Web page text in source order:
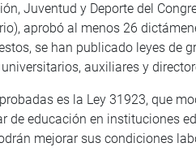
Juventud y Deporte del
aprobó al menos 26
se han publicado leyes de
auxiliares y
es la Ley 31923, que
de educación en instituciones
mejorar sus condiciones